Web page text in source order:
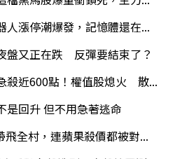
人漲停潮爆發，記憶體還在...
又正在跌 反彈要結束了？
殺近600點！權值股熄火 散...
是回升 但不用急著逃命
全村，連蘋果殺價都被對...